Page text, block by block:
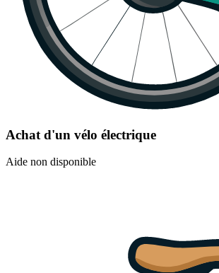
Achat d'un vélo électrique
Aide non disponible